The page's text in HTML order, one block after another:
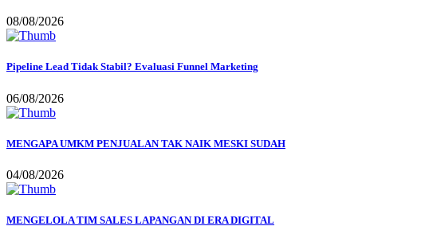
08/08/2026
Pipeline Lead Tidak Stabil? Evaluasi Funnel Marketing
06/08/2026
MENGAPA UMKM PENJUALAN TAK NAIK MESKI SUDAH
04/08/2026
MENGELOLA TIM SALES LAPANGAN DI ERA DIGITAL